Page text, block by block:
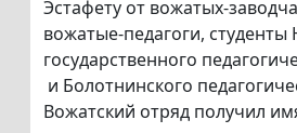
Эстафету от вожатых-
вожатые-педагоги, студенты
государственного
и Болотнинского
Вожатский отряд получил